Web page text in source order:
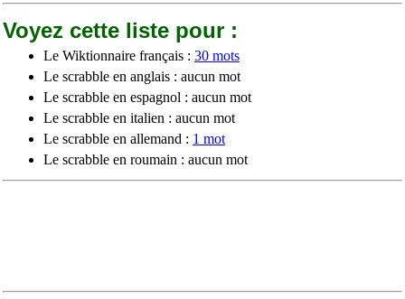
Voyez cette liste pour :
Le Wiktionnaire français : 30 mots
Le scrabble en anglais : aucun mot
Le scrabble en espagnol : aucun mot
Le scrabble en italien : aucun mot
Le scrabble en allemand : 1 mot
Le scrabble en roumain : aucun mot